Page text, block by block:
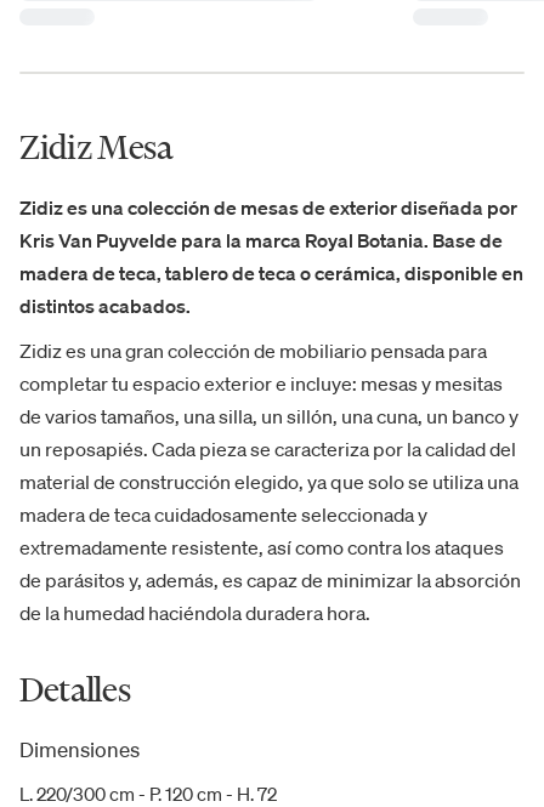
Zidiz Mesa
Zidiz es una colección de mesas de exterior diseñada por
Kris Van Puyvelde para la marca Royal Botania. Base de
madera de teca, tablero de teca o cerámica, disponible en
distintos acabados.
Zidiz es una gran colección de mobiliario pensada para
completar tu espacio exterior e incluye: mesas y mesitas
de varios tamaños, una silla, un sillón, una cuna, un banco y
un reposapiés. Cada pieza se caracteriza por la calidad del
material de construcción elegido, ya que solo se utiliza una
madera de teca cuidadosamente seleccionada y
extremadamente resistente, así como contra los ataques
de parásitos y, además, es capaz de minimizar la absorción
de la humedad haciéndola duradera hora.
Detalles
Dimensiones
L. 220/300 cm - P. 120 cm - H. 72